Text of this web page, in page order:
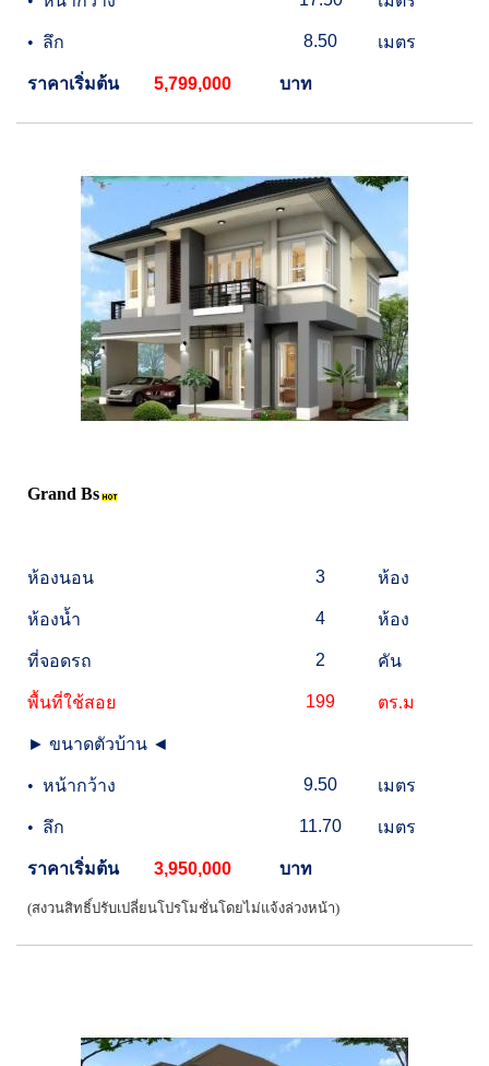
• ลึก 8.50 เมตร
ราคาเริ่มต้น 5,799,000 บาท
Grand Bs
ห้องนอน 3 ห้อง
ห้องน้ำ 4 ห้อง
ที่จอดรถ 2 คัน
พื้นที่ใช้สอย 199 ตร.ม
► ขนาดตัวบ้าน ◄
• หน้ากว้าง 9.50 เมตร
• ลึก 11.70 เมตร
ราคาเริ่มต้น 3,950,000 บาท
(สงวนสิทธิ์ปรับเปลี่ยนโปรโมชั่นโดยไม่แจ้งล่วงหน้า)